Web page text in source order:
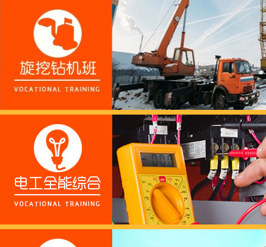
十二月：保持热爱，成
跟“emo”说拜拜！
浓浓端午情，欢乐“粽
这个春天，以爱之名，
养老护理员培训——提
十二月：保持热爱，成
跟“emo”说拜拜！